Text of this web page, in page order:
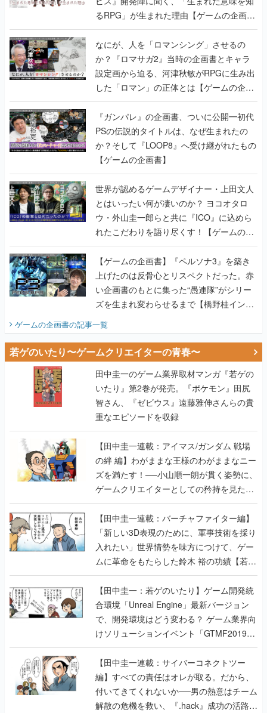
るRPG」が生まれた理由【ゲームの企画
書】
なにが、人を「ロマンシング」させるの
か？『ロマサガ2』当時の企画書とキャラ
設定画から迫る、河津秋敏がRPGに生み出
した「ロマン」の正体とは【ゲームの企画
書】
『ガンパレ』の企画書、ついに公開━初代
PSの伝説的タイトルは、なぜ生まれたの
か？そして『LOOP8』へ受け継がれたもの
【ゲームの企画書】
世界が認めるゲームデザイナー・上田文人
とはいったい何が凄いのか？ ヨコオタロ
ウ・外山圭一郎らと共に『ICO』に込めら
れたこだわりを語り尽くす！【ゲームの企
画書】
【ゲームの企画書】『ペルソナ3』を築き
上げたのは反骨心とリスペクトだった。赤
い企画書のもとに集った“愚連隊”がシリー
ズを生まれ変わらせるまで【橋野桂インタ
ビュー】
ゲームの企画書の記事一覧
若ゲのいたり〜ゲームクリエイターの青春〜
田中圭一のゲーム業界取材マンガ『若ゲの
いたり』第2巻が発売。『ポケモン』田尻
智さん、『ゼビウス』遠藤雅伸さんらの貴
重なエピソードを収録
【田中圭一連載：アイマス/ガンダム 戦場
の絆 編】わがままな王様のわがままなニー
ズを満たす！──小山順一朗が貫く姿勢に、
ゲームクリエイターとしての矜持を見た
【若ゲのいたり最終回】
【田中圭一連載：バーチャファイター編】
「新しい3D表現のために、軍事技術を採り
入れたい」世界情勢を味方につけて、ゲー
ムに革命をもたらした鈴木 裕の功績【若ゲ
のいたり】
【田中圭一：若ゲのいたり】ゲーム開発統
合環境「Unreal Engine」最新バージョン
で、開発環境はどう変わる？ ゲーム業界向
けソリューションイベント「GTMF2019」
に行って、より理解を深めよう【PR】
【田中圭一連載：サイバーコネクトツー
編】すべての責任はオレが取る。だから、
付いてきてくれないか──男の熱意はチーム
解散の危機を救い、『.hack』成功の活路を